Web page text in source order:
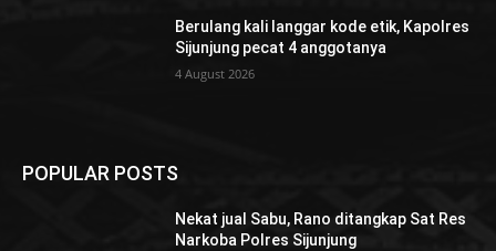
Berulang kali langgar kode etik, Kapolres
Sijunjung pecat 4 anggotanya
4 August 2026
POPULAR POSTS
Nekat jual Sabu, Rano ditangkap Sat Res
Narkoba Polres Sijunjung